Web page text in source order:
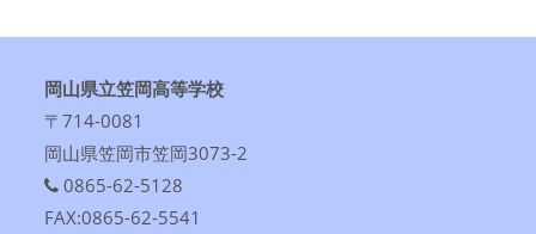
岡山県立笠岡高等学校
〒714-0081
岡山県笠岡市笠岡3073-2
0865-62-5128
FAX:0865-62-5541